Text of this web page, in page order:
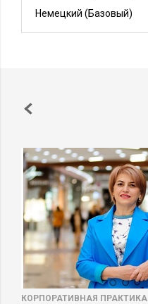
Немецкий (Базовый)
КОРПОРАТИВНАЯ ПРАКТИКА